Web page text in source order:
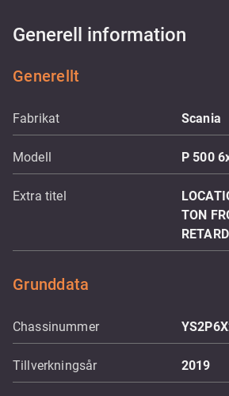
Generell information
Generellt
Fabrikat Scania
Modell P 500
Extra titel
TON
Grunddata
Chassinummer
Tillverkningsår 2019